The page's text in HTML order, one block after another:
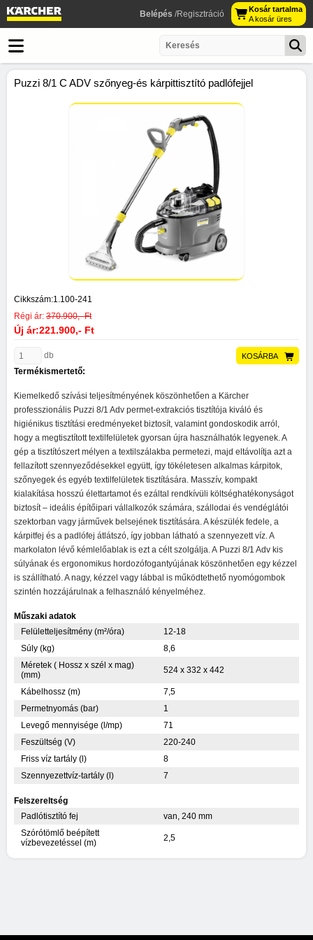
Belépés /Regisztráció
Kosár tartalma
A kosár üres
Puzzi 8/1 C ADV szőnyeg-és kárpittisztító padlófejjel
Cikkszám:1.100-241
Régi ár: 370.900,- Ft
Új ár:221.900,- Ft
KOSÁRBA
db
Termékismertető:
Kiemelkedő szívási teljesítményének köszönhetően a Kärcher
professzionális Puzzi 8/1 Adv permet-extrakciós tisztítója kiváló és
higiénikus tisztítási eredményeket biztosít, valamint gondoskodik arról,
hogy a megtisztított textilfelületek gyorsan újra használhatók legyenek. A
gép a tisztítószert mélyen a textilszálakba permetezi, majd eltávolítja azt a
fellazított szennyeződésekkel együtt, így tökéletesen alkalmas kárpitok,
szőnyegek és egyéb textilfelületek tisztítására. Masszív, kompakt
kialakítása hosszú élettartamot és ezáltal rendkívüli költséghatékonyságot
biztosít – ideális építőipari vállalkozók számára, szállodai és vendéglátói
szektorban vagy járművek belsejének tisztítására. A készülék fedele, a
kárpitfej és a padlófej átlátszó, így jobban látható a szennyezett víz. A
markolaton lévő kémlelőablak is ezt a célt szolgálja. A Puzzi 8/1 Adv kis
súlyának és ergonomikus hordozófogantyújának köszönhetően egy kézzel
is szállítható. A nagy, kézzel vagy lábbal is működtethető nyomógombok
szintén hozzájárulnak a felhasználó kényelméhez.
Műszaki adatok
Felületteljesítmény (m²/óra)
12-18
Súly (kg)
8,6
Méretek ( Hossz x szél x mag)
(mm)
524 x 332 x 442
Kábelhossz (m)
7,5
Permetnyomás (bar)
1
Levegő mennyisége (l/mp)
71
Feszültség (V)
220-240
Friss víz tartály (l)
8
Szennyezettvíz-tartály (l)
7
Felszereltség
Padlótisztító fej
van, 240 mm
Szórótömlő beépített
vízbevezetéssel (m)
2,5